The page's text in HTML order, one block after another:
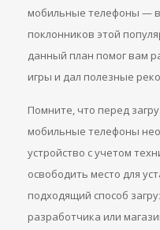
мобильные телефоны —
поклонников этой
данный план помог вам
игры и дал полезные
Помните, что перед
мобильные телефоны
устройство с учетом
освободить место для
подходящий способ
разработчика или